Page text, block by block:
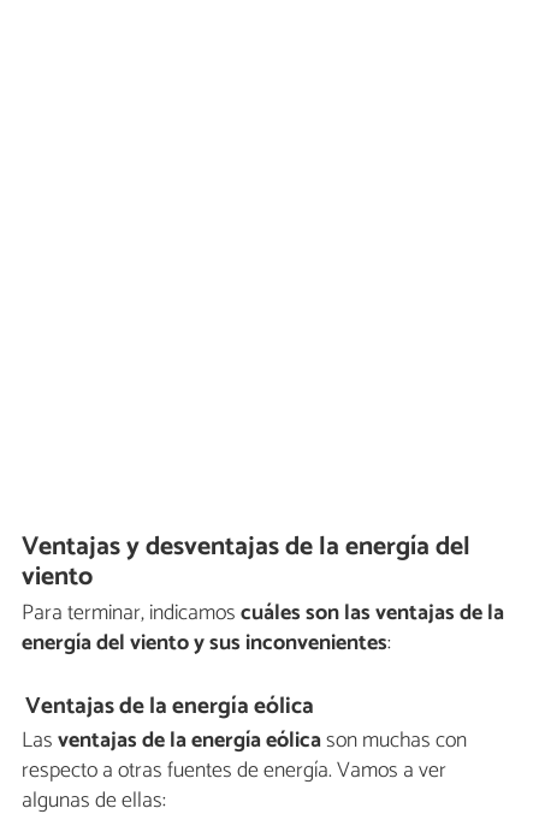
Ventajas y desventajas de la energía del
viento
Para terminar, indicamoscuáles son las ventajas de la
energía del viento y sus inconvenientes:
Ventajas de la energía eólica
Lasventajas de la energía eólicason muchas con
respecto a otras fuentes de energía. Vamos a ver
algunas de ellas: